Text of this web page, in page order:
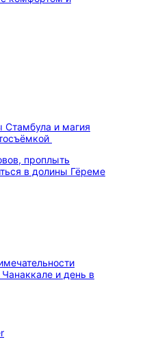
Стамбула и магия
проплыть
в долины Гёреме